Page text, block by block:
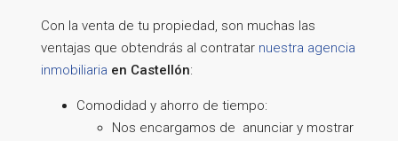
Con la venta de tu propiedad, son muchas las
ventajas que obtendrás al contratar nuestra agencia
inmobiliaria en Castellón:
Comodidad y ahorro de tiempo:
Nos encargamos de anunciar y mostrar